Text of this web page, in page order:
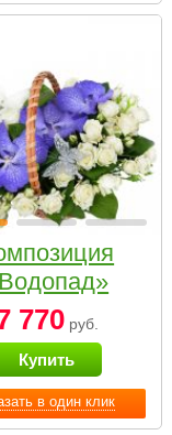
в один клик
770руб.
Купить